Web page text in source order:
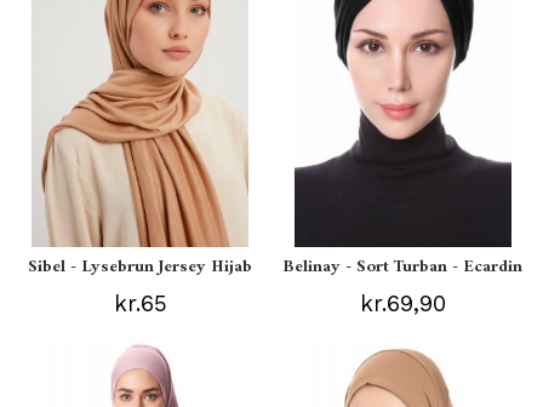
Sibel - Lysebrun Jersey Hijab
kr.65
Belinay - Sort Turban - Ecardin
kr.69,90